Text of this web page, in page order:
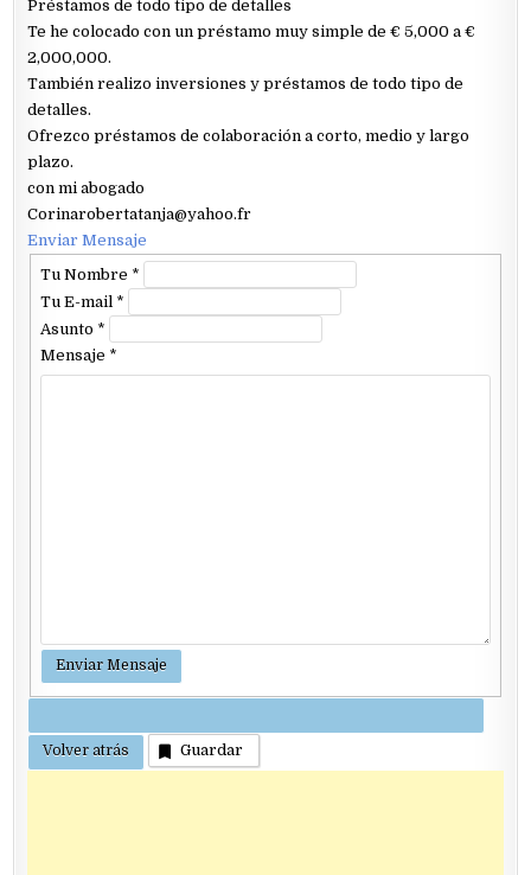
Préstamos de todo tipo de detalles
Te he colocado con un préstamo muy simple de € 5,000 a €
2,000,000.
También realizo inversiones y préstamos de todo tipo de
detalles.
Ofrezco préstamos de colaboración a corto, medio y largo
plazo.
con mi abogado
Corinarobertatanja@yahoo.fr
Enviar Mensaje
Tu Nombre *
Tu E-mail *
Asunto *
Mensaje *
Guardar